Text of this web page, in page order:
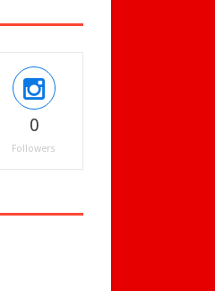
0
Followers